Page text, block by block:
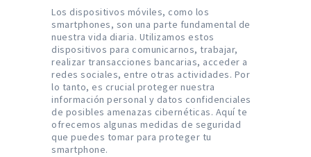
Los dispositivos móviles, como los
smartphones, son una parte fundamental de
nuestra vida diaria. Utilizamos estos
dispositivos para comunicarnos, trabajar,
realizar transacciones bancarias, acceder a
redes sociales, entre otras actividades. Por
lo tanto, es crucial proteger nuestra
información personal y datos confidenciales
de posibles amenazas cibernéticas. Aquí te
ofrecemos algunas medidas de seguridad
que puedes tomar para proteger tu
smartphone.